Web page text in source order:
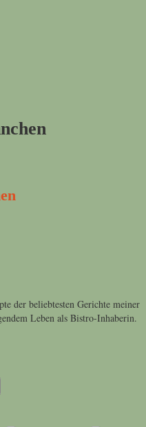
der beliebtesten Gerichte meiner
Leben als Bistro-Inhaberin.